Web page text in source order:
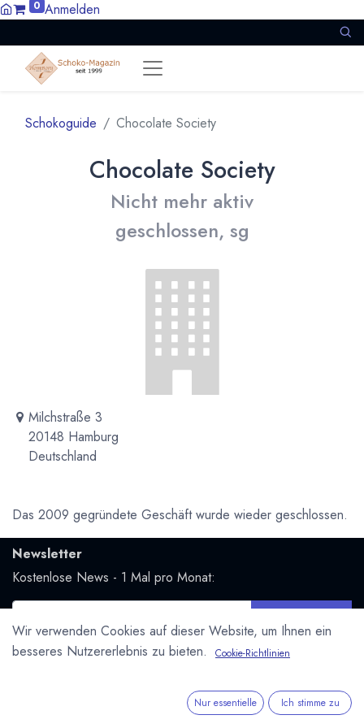
0 Anmelden
Schokoguide Chocolate Society
Chocolate Society
Nicht mehr aktiv
geschlossen, sg
Milchstraße 3
20148 Hamburg
Deutschland
Das 2009 gegründete Geschäft wurde wieder geschlossen.
Newsletter
Kostenlose News - 1 Mal pro Monat:
Geschützt durch reCAPTCHA, Datenschutzerklärung
Folge uns und bleibe mit uns in Kontakt:
Wir verwenden Cookies auf dieser Website, um Ihnen ein
besseres Nutzererlebnis zu bieten.
Cookie-Richtlinien
Nur essentielle Ich stimme zu